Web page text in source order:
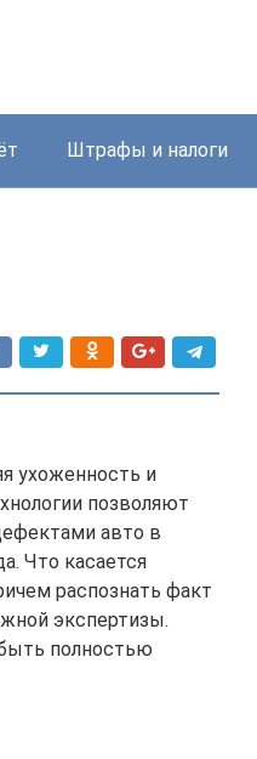
Штрафы и налоги
ухоженность и
позволяют
авто в
Что касается
распознать факт
экспертизы.
полностью